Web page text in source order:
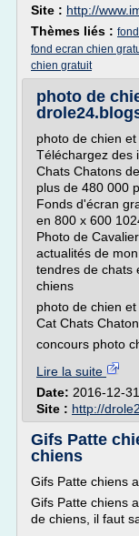
Site : http://
Thèmes liés :
fond ecran chien
chien gratuit
photo de
photo de chien
Téléchargez des
Chats Chatons
plus de 480 000
Fonds d'écran
en 800 x 600
Photo de
actualités de
tendres de chats
chiens
photo de chien
Cat Chats
concours photo
Lire la suite
Date: 2016-12-
Site : http://
Gifs Patte
chiens
Gifs Patte chiens
Gifs Patte chiens
de chiens, il faut